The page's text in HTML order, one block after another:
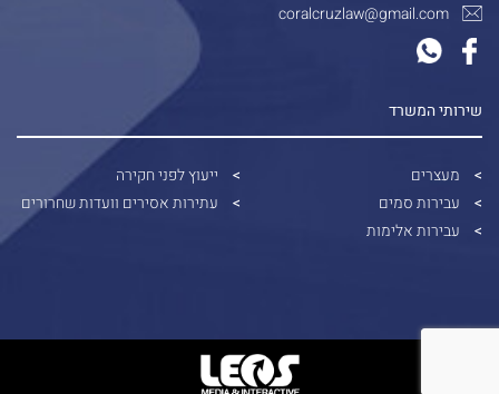
שירותי המשרד
מעצרים
עבירות סמים
עבירות אלימות
ייעוץ לפני חקירה
עתירות אסירים וועדות שחרורים
coralcruzlaw@gmail.com